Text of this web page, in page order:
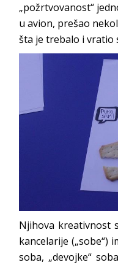
„požrtvovanost“
u avion, prešao
šta je trebalo i vratio
Njihova kreativnost
kancelarije („sobe“)
soba, „devojke“